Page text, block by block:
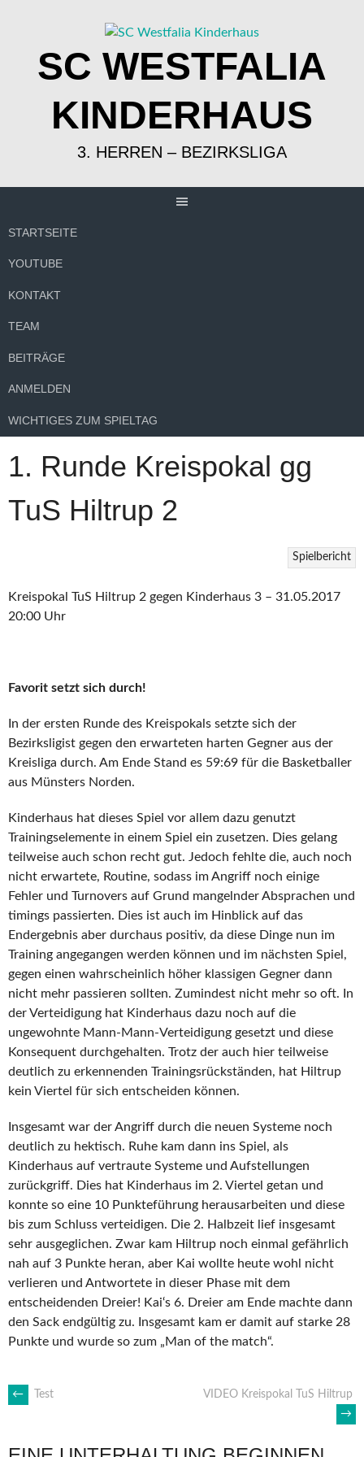
SC WESTFALIA
KINDERHAUS
3. HERREN – BEZIRKSLIGA
STARTSEITE
YOUTUBE
KONTAKT
TEAM
BEITRÄGE
ANMELDEN
WICHTIGES ZUM SPIELTAG
1. Runde Kreispokal gg
TuS Hiltrup 2
Spielbericht
Kreispokal TuS Hiltrup 2 gegen Kinderhaus 3 – 31.05.2017
20:00 Uhr
Favorit setzt sich durch!
In der ersten Runde des Kreispokals setzte sich der
Bezirksligist gegen den erwarteten harten Gegner aus der
Kreisliga durch. Am Ende Stand es 59:69 für die Basketballer
aus Münsters Norden.
Kinderhaus hat dieses Spiel vor allem dazu genutzt
Trainingselemente in einem Spiel ein zusetzen. Dies gelang
teilweise auch schon recht gut. Jedoch fehlte die, auch noch
nicht erwartete, Routine, sodass im Angriff noch einige
Fehler und Turnovers auf Grund mangelnder Absprachen und
timings passierten. Dies ist auch im Hinblick auf das
Endergebnis aber durchaus positiv, da diese Dinge nun im
Training angegangen werden können und im nächsten Spiel,
gegen einen wahrscheinlich höher klassigen Gegner dann
nicht mehr passieren sollten. Zumindest nicht mehr so oft. In
der Verteidigung hat Kinderhaus dazu noch auf die
ungewohnte Mann-Mann-Verteidigung gesetzt und diese
Konsequent durchgehalten. Trotz der auch hier teilweise
deutlich zu erkennenden Trainingsrückständen, hat Hiltrup
kein Viertel für sich entscheiden können.
Insgesamt war der Angriff durch die neuen Systeme noch
deutlich zu hektisch. Ruhe kam dann ins Spiel, als
Kinderhaus auf vertraute Systeme und Aufstellungen
zurückgriff. Dies hat Kinderhaus im 2. Viertel getan und
konnte so eine 10 Punkteführung herausarbeiten und diese
bis zum Schluss verteidigen. Die 2. Halbzeit lief insgesamt
sehr ausgeglichen. Zwar kam Hiltrup noch einmal gefährlich
nah auf 3 Punkte heran, aber Kai wollte heute wohl nicht
verlieren und Antwortete in dieser Phase mit dem
entscheidenden Dreier! Kai‘s 6. Dreier am Ende machte dann
den Sack endgültig zu. Insgesamt kam er damit auf starke 28
Punkte und wurde so zum „Man of the match“.
ARTIKEL-
NAVIGATION
← Test
VIDEO Kreispokal TuS Hiltrup
→